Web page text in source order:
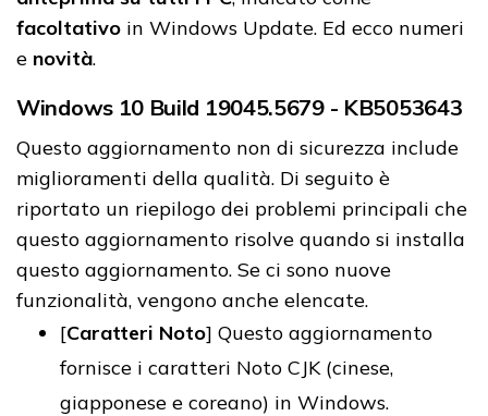
facoltativo in Windows Update. Ed ecco numeri
e novità.
Windows 10 Build 19045.5679 - KB5053643
Questo aggiornamento non di sicurezza include
miglioramenti della qualità. Di seguito è
riportato un riepilogo dei problemi principali che
questo aggiornamento risolve quando si installa
questo aggiornamento. Se ci sono nuove
funzionalità, vengono anche elencate.
[Caratteri Noto] Questo aggiornamento
fornisce i caratteri Noto CJK (cinese,
giapponese e coreano) in Windows.